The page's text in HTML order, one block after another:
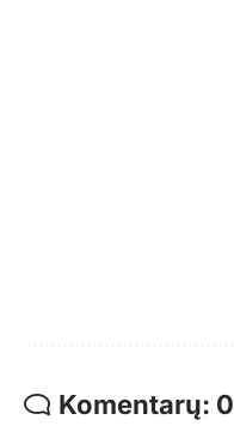
Komentarų: 0